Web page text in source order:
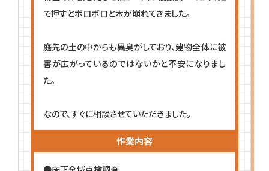
で押すとボロボロと木が崩れてきました。
庭先の土の中からも異臭がしており、建物全体に被
害が広がっているのではないかと不安になりまし
た。
なので、すぐに相談させていただきました。
作業内容